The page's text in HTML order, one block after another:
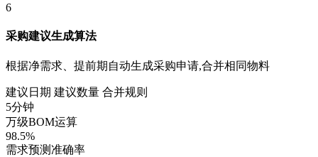
6
采购建议生成算法
根据净需求、提前期自动生成采购申请,合并相同物料
建议日期 建议数量 合并规则
5分钟
万级BOM运算
98.5%
需求预测准确率